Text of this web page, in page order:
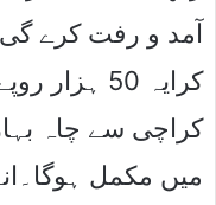
آمد و رفت کرے
کرایہ 50
میں مکمل